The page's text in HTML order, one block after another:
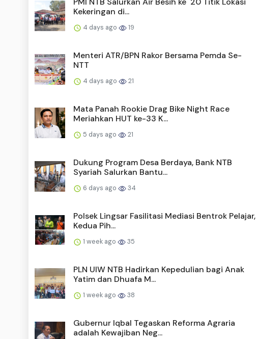
Kekeringan di...
4 days ago 19
Menteri ATR/BPN Rakor Bersama Pemda Se-
NTT
4 days ago 21
Mata Panah Rookie Drag Bike Night Race
Meriahkan HUT ke-33 K...
5 days ago 21
Dukung Program Desa Berdaya, Bank NTB
Syariah Salurkan Bantu...
6 days ago 34
Polsek Lingsar Fasilitasi Mediasi Bentrok Pelajar,
Kedua Pih...
1 week ago 35
PLN UIW NTB Hadirkan Kepedulian bagi Anak
Yatim dan Dhuafa M...
1 week ago 38
Gubernur Iqbal Tegaskan Reforma Agraria
adalah Kewajiban Neg...